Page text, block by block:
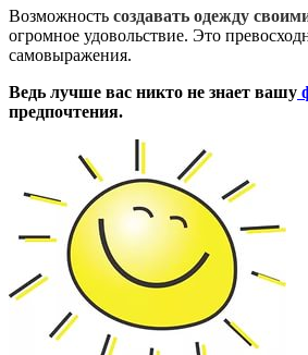
Возможность создавать одежду
огромное удовольствие. Это
самовыражения.
Ведь лучше вас никто не знает вашу
предпочтения.